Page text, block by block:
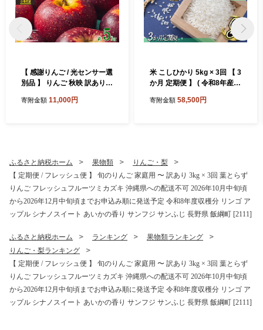
【 感謝りんご / 光センサー選
別品 】 りんご 秋映 訳あり 5
証 ながの農業協同組合 2026
[1202]
寄附金額 11,000円
米 こしひかり 5kg × 3回 【 3
か月 定期便 】 ( 令和8年産 )
への配送不可 2026年10月上
寄附金額 58,500円
ふるさと納税ホーム 果物類
りんご・梨
【 定期便 / フレッシュ便 】 旬のりんご 家庭用 〜 訳あり 3kg × 3回 葉とらず
りんご フレッシュフルーツミカズキ 沖縄県への配送不可 2026年10月中旬頃
から2026年12月中旬頃までお申込み順に発送予定 令和8年度収穫分 リンゴ ア
ップル シナノスイート あいかの香り サンフジ サンふじ 長野県 飯綱町 [2111]
ふるさと納税ホーム ランキング
果物類ランキング
りんご・梨ランキング
【 定期便 / フレッシュ便 】 旬のりんご 家庭用 〜 訳あり 3kg × 3回 葉とらず
りんご フレッシュフルーツミカズキ 沖縄県への配送不可 2026年10月中旬頃
から2026年12月中旬頃までお申込み順に発送予定 令和8年度収穫分 リンゴ ア
ップル シナノスイート あいかの香り サンフジ サンふじ 長野県 飯綱町 [2111]